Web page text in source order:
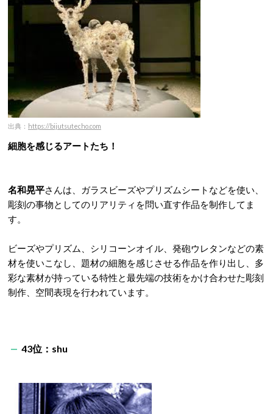
出典： https://bijutsutecho.com
細胞を感じるアートたち！
名和晃平さんは、ガラスビーズやプリズムシートなどを使い、
彫刻の事物としてのリアリティを問い直す作品を制作してま
す。
ビーズやプリズム、シリコーンオイル、発砲ウレタンなどの素
材を使いこなし、題材の細胞を感じさせる作品を作り出し、多
彩な素材が持っている特性と最先端の技術をかけ合わせた彫刻
制作、空間表現を行われています。
43位：shu